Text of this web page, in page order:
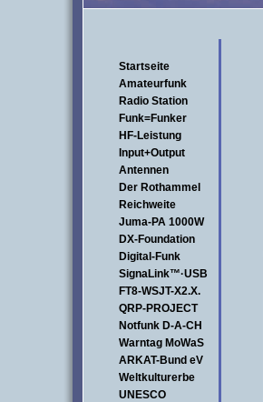
Startseite
Amateurfunk
Radio Station
Funk=Funker
HF-Leistung
Input+Output
Antennen
Der Rothammel
Reichweite
Juma-PA 1000W
DX-Foundation
Digital-Funk
SignaLink™·USB
FT8-WSJT-X2.X.
QRP-PROJECT
Notfunk D-A-CH
Warntag MoWaS
ARKAT-Bund eV
Weltkulturerbe
UNESCO